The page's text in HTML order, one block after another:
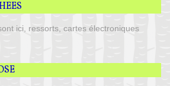
ici, ressorts, cartes électroniques